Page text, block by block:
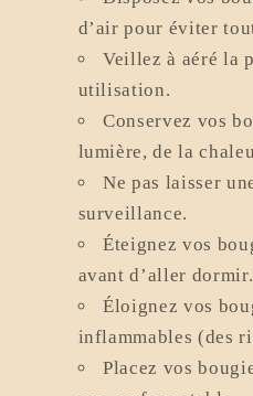
d’air pour éviter
Veillez à aéré la
utilisation.
Conservez vos
lumière, de la
Ne pas laisser
surveillance.
Éteignez vos
avant d’aller dormir.
Éloignez vos
inflammables (des
Placez vos